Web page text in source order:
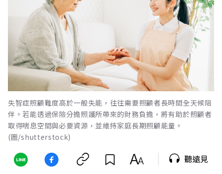
失智症照顧難度高於一般失能，往往需要照顧者長時間全天候陪
伴。若能透過保險分擔照護所帶來的財務負擔，將有助於照顧者
取得喘息空間與必要資源，並維持家庭長期照顧能量。
(圖/shutterstock)
聽遠見